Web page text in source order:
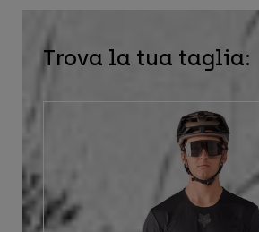
Trova la tua taglia: